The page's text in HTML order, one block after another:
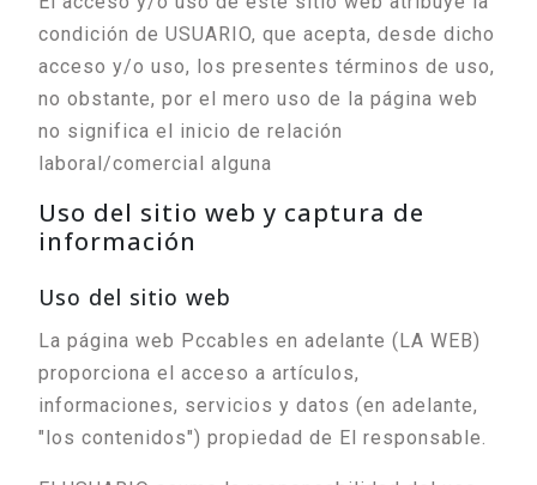
condición de USUARIO, que acepta, desde dicho
acceso y/o uso, los presentes términos de uso,
no obstante, por el mero uso de la página web
no significa el inicio de relación
laboral/comercial alguna
Uso del sitio web y captura de
información
Uso del sitio web
La página web Pccables en adelante (LA WEB)
proporciona el acceso a artículos,
informaciones, servicios y datos (en adelante,
"los contenidos") propiedad de El responsable.